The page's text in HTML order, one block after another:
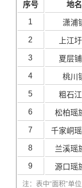
序号 地名
1 潇浦
2 上江
3 夏层
4 桃川
5 粗石
6 松柏瑶
7 千家峒
8 兰溪瑶
9 源口瑶
注：表中“面积”单